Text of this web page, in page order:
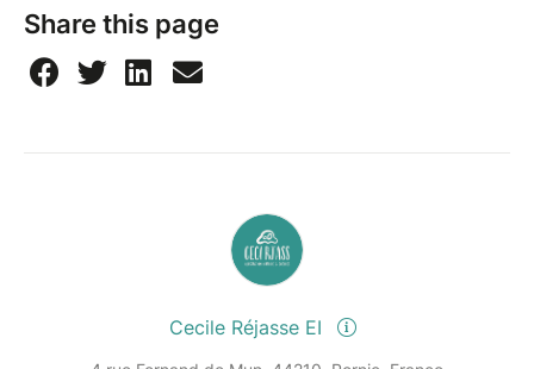
Share this page
Cecile Réjasse EI